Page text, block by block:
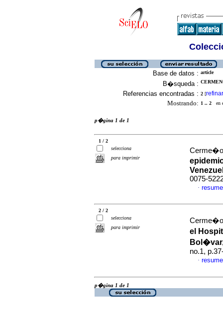
Base de datos : article
B�squeda :
Referencias encontradas : 2 [refinar
Mostrando: 1 .. 2 en
p�gina 1 de 1
1 / 2
selecciona
para imprimir
0075-
·
2 / 2
selecciona
para imprimir
el
no.1,
·
p�gina 1 de 1